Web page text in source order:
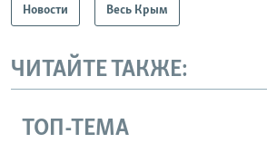
Новости Весь Крым
ЧИТАЙТЕ ТАКЖЕ:
ТОП-ТЕМА